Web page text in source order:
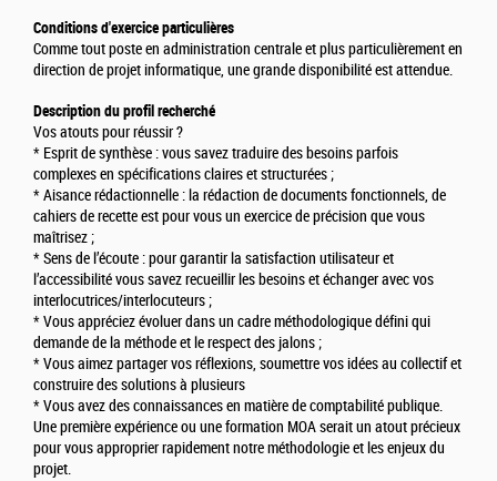
Conditions d'exercice particulières
Comme tout poste en administration centrale et plus particulièrement en
direction de projet informatique, une grande disponibilité est attendue.
Description du profil recherché
Vos atouts pour réussir ?
* Esprit de synthèse : vous savez traduire des besoins parfois
complexes en spécifications claires et structurées ;
* Aisance rédactionnelle : la rédaction de documents fonctionnels, de
cahiers de recette est pour vous un exercice de précision que vous
maîtrisez ;
* Sens de l’écoute : pour garantir la satisfaction utilisateur et
l’accessibilité vous savez recueillir les besoins et échanger avec vos
interlocutrices/interlocuteurs ;
* Vous appréciez évoluer dans un cadre méthodologique défini qui
demande de la méthode et le respect des jalons ;
* Vous aimez partager vos réflexions, soumettre vos idées au collectif et
construire des solutions à plusieurs
* Vous avez des connaissances en matière de comptabilité publique.
Une première expérience ou une formation MOA serait un atout précieux
pour vous approprier rapidement notre méthodologie et les enjeux du
projet.